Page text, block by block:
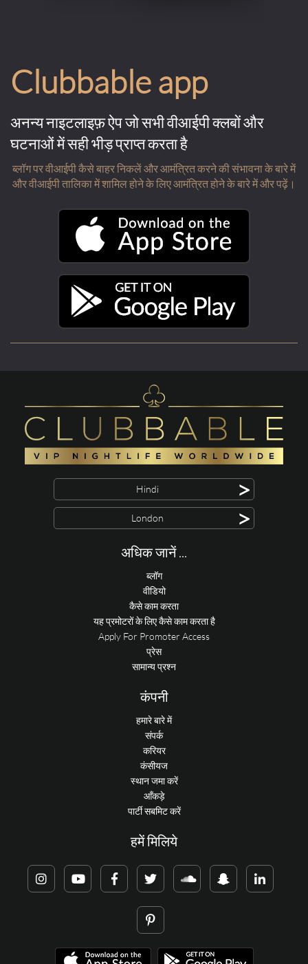
Clubbable app
अनन्य नाइटलाइफ़ ऐप जो सभी वीआईपी क्लबों और
घटनाओं में सही भीड़ प्राप्त करता है
ब्लॉग पर वीआईपी कैसे बाहर निकलें और आमंत्रित करने की संभावना के बारे में
और वीआईपी तालिका में शामिल होने के लिए आमंत्रित होने के बारे में और पढ़ें।
Hindi >
London >
अधिक जानें ...
ब्लॉग
वीडियो
कैसे काम करता
यह प्रमोटरों के लिए कैसे काम करता है
Apply For Promoter Access
प्रेस
सामान्य प्रश्न
कंपनी
हमारे बारे में
संपर्क
करियर
कंसीयज
स्थान जमा करें
आँकड़े
पार्टी सबमिट करें
हमें मिलिये